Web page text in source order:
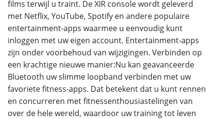
films terwijl u traint. De XIR console wordt geleverd
met Netflix, YouTube, Spotify en andere populaire
entertainment-apps waarmee u eenvoudig kunt
inloggen met uw eigen account. Entertainment-apps
zijn onder voorbehoud van wijzigingen. Verbinden op
een krachtige nieuwe manier:Nu kan geavanceerde
Bluetooth uw slimme loopband verbinden met uw
favoriete fitness-apps. Dat betekent dat u kunt rennen
en concurreren met fitnessenthousiastelingen van
over de hele wereld, waardoor uw training tot leven